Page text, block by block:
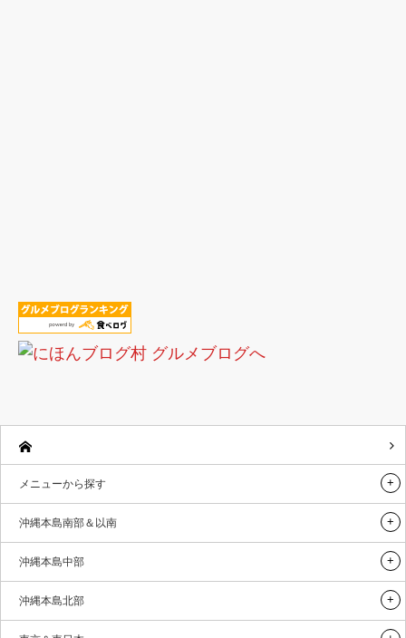
メニューから探す
沖縄本島南部＆以南
沖縄本島中部
沖縄本島北部